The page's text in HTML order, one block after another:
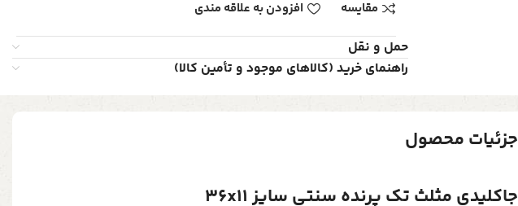
مقایسه افزودن به علاقه مندی
حمل و نقل
راهنمای خرید (کالاهای موجود و تأمین کالا)
جزئیات محصول
جاکلیدی مثلث تک پرنده سنتی سایز 36x11